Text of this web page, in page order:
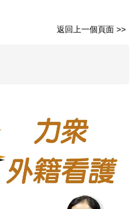
返回上一個頁面 >>